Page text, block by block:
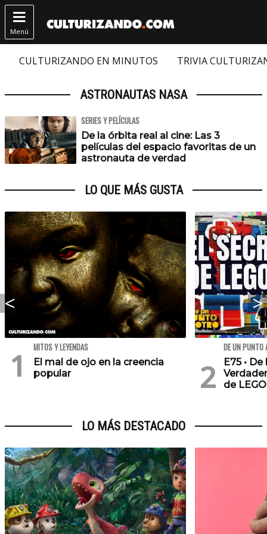

Menú
CULTURIZANDO EN MINUTOS TRIVIA
ASTRONAUTAS NASA
SERIES Y PELÍCULAS
De la órbita real al cine: Las 3
películas del espacio favoritas de un
astronauta de verdad
LO QUE MÁS GUSTA
MITOS Y LEYENDAS
El mal de ojo en la creencia
popular
DE UN PUNTO
E75 •
de
LO MÁS DESTACADO